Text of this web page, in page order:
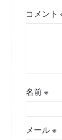
コメント
名前※
メール※